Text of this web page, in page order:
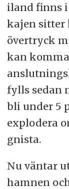
iland finns i
kajen sitter
övertryck
kan
fylls sedan
bli under 5
explodera
gnista.
Nu väntar
hamnen